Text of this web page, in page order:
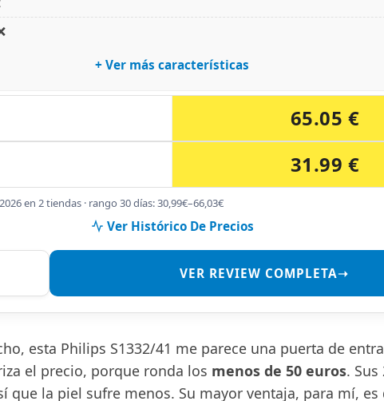
+ Ver más características
65.05 €
31.99 €
en 2 tiendas · rango 30 días: 30,99€–66,03€
Ver Histórico De Precios
VER REVIEW COMPLETA➝
esta Philips S1332/41 me parece una puerta de
el precio, porque ronda los menos de 50 euros.
la piel sufre menos. Su mayor ventaja, para mí, es